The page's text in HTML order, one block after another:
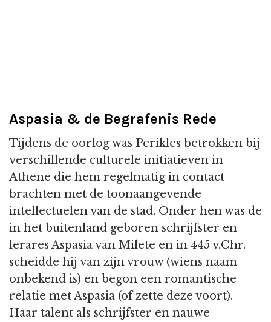
Aspasia & de Begrafenis Rede
Tijdens de oorlog was Perikles betrokken bij
verschillende culturele initiatieven in
Athene die hem regelmatig in contact
brachten met de toonaangevende
intellectuelen van de stad. Onder hen was de
in het buitenland geboren schrijfster en
lerares Aspasia van Milete en in 445 v.Chr.
scheidde hij van zijn vrouw (wiens naam
onbekend is) en begon een romantische
relatie met Aspasia (of zette deze voort).
Haar talent als schrijfster en nauwe